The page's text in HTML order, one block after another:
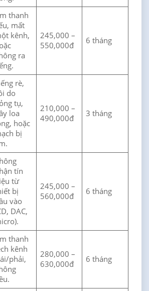
thanh
mất
kênh,
ra
245,000 –
550,000đ
6 tháng
rè,
do
tụ,
loa
hoặc
bị
210,000 –
490,000đ
3 tháng
tín
từ
bị
vào
DAC,
245,000 –
560,000đ
6 tháng
thanh
kênh
phải,
280,000 –
630,000đ
6 tháng